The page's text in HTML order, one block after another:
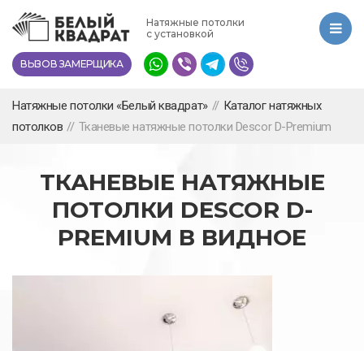
Перейти
основному
содержанию
Натяжные потолки
с установкой
ВЫЗОВ ЗАМЕРЩИКА
Натяжные потолки «Белый квадрат» // Каталог натяжных
потолков // Тканевые натяжные потолки Descor D-Premium
ТКАНЕВЫЕ НАТЯЖНЫЕ
ПОТОЛКИ DESCOR D-
PREMIUM В ВИДНОЕ